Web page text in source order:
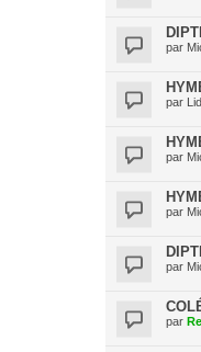
par
par
par
par
par
par